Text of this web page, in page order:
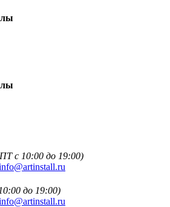
с 10:00 до 19:00)
до 19:00)